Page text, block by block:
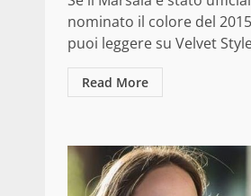
nominato il colore del
puoi leggere su Velvet
Read More